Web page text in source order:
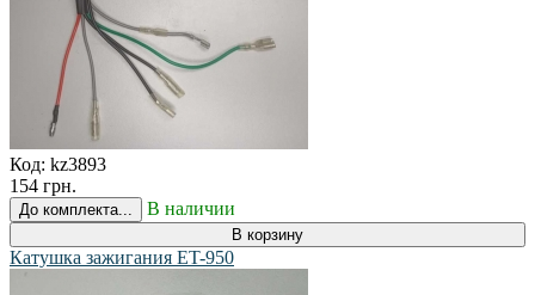
Код: kz3893
154 грн.
До комплекта... В наличии
В корзину
Катушка зажигания ET-950